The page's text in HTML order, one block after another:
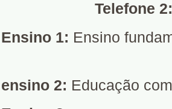
Telefone
1: Ensino
2: Educação